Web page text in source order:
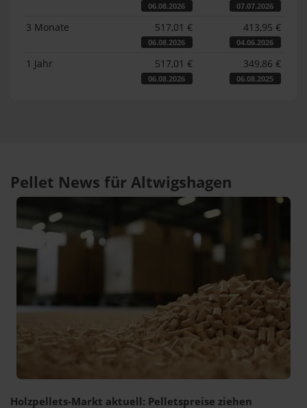
06.08.2026 07.07.2026
3 Monate 517,01 €
06.08.2026
413,95 €
04.06.2026
1 Jahr 517,01 €
06.08.2026
349,86 €
06.08.2025
Pellet News für Altwigshagen
Holzpellets-Markt aktuell: Pelletspreise ziehen